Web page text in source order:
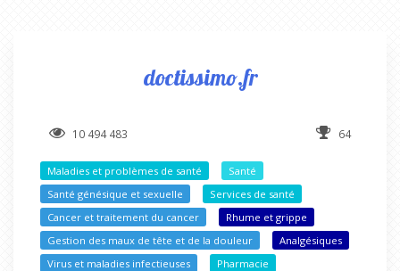
doctissimo.fr
10 494 483 64
Maladies et problèmes de santé
Santé
Santé génésique et sexuelle
Services de santé
Cancer et traitement du cancer
Rhume et grippe
Gestion des maux de tête et de la douleur
Analgésiques
Virus et maladies infectieuses
Pharmacie